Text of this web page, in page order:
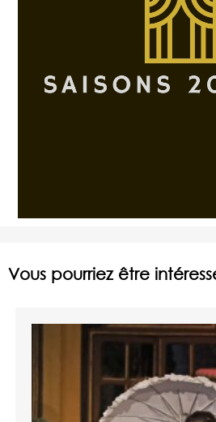
Vous pourriez être